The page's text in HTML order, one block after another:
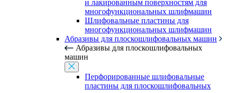
и лакированным поверхностям для
многофункциональных шлифмашин
Шлифовальные пластины для
многофункциональных шлифмашин
Абразивы для плоскошлифовальных машин
Абразивы для плоскошлифовальных
машин
Перфорированные шлифовальные
пластины для плоскошлифовальных